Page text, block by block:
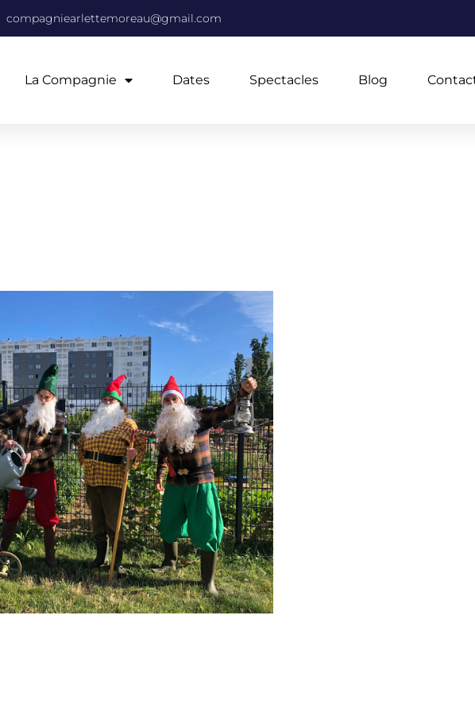
compagniearlettemoreau@gmail.com
La Compagnie Dates Spectacles Blog